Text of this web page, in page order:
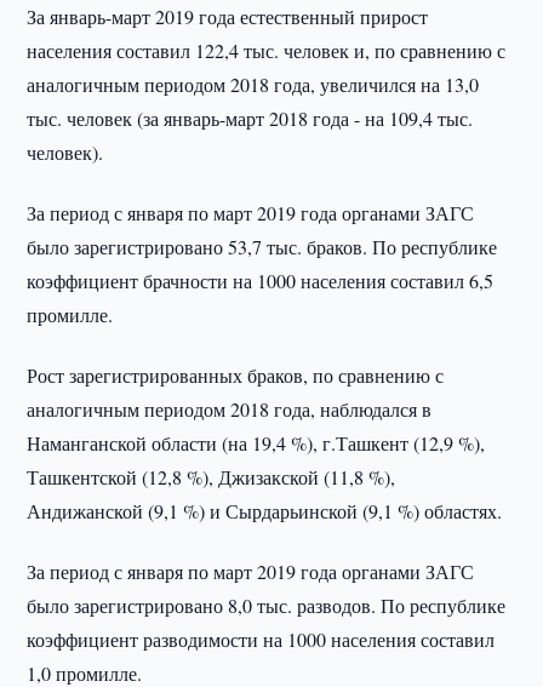
За январь-март 2019 года естественный прирост
населения составил 122,4 тыс. человек и, по сравнению с
аналогичным периодом 2018 года, увеличился на 13,0
тыс. человек (за январь-март 2018 года - на 109,4 тыс.
человек).
За период с января по март 2019 года органами ЗАГС
было зарегистрировано 53,7 тыс. браков. По республике
коэффициент брачности на 1000 населения составил 6,5
промилле.
Рост зарегистрированных браков, по сравнению с
аналогичным периодом 2018 года, наблюдался в
Наманганской области (на 19,4 %), г.Ташкент (12,9 %),
Ташкентской (12,8 %), Джизакской (11,8 %),
Андижанской (9,1 %) и Сырдарьинской (9,1 %) областях.
За период с января по март 2019 года органами ЗАГС
было зарегистрировано 8,0 тыс. разводов. По республике
коэффициент разводимости на 1000 населения составил
1,0 промилле.